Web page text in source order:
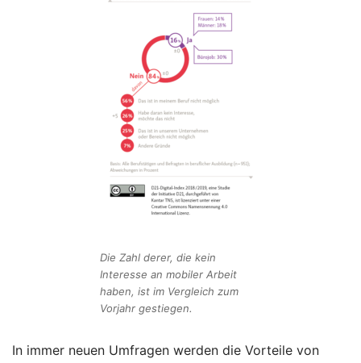
Die Zahl derer, die kein
Interesse an mobiler Arbeit
haben, ist im Vergleich zum
Vorjahr gestiegen.
In immer neuen Umfragen werden die Vorteile von